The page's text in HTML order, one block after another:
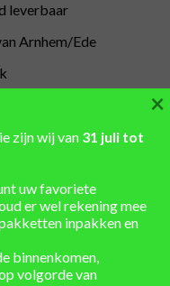
leverbaar
Arnhem/Ede
zijn wij van 31 juli tot
uw favoriete
er wel rekening mee
inpakken en
binnenkomen,
volgorde van
×